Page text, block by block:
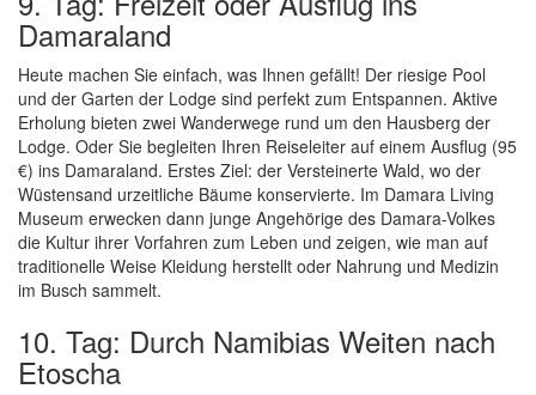
Damaraland
Heute machen Sie einfach, was Ihnen gefällt! Der riesige Pool
und der Garten der Lodge sind perfekt zum Entspannen. Aktive
Erholung bieten zwei Wanderwege rund um den Hausberg der
Lodge. Oder Sie begleiten Ihren Reiseleiter auf einem Ausflug (95
€) ins Damaraland. Erstes Ziel: der Versteinerte Wald, wo der
Wüstensand urzeitliche Bäume konservierte. Im Damara Living
Museum erwecken dann junge Angehörige des Damara-Volkes
die Kultur ihrer Vorfahren zum Leben und zeigen, wie man auf
traditionelle Weise Kleidung herstellt oder Nahrung und Medizin
im Busch sammelt.
10. Tag: Durch Namibias Weiten nach
Etoscha